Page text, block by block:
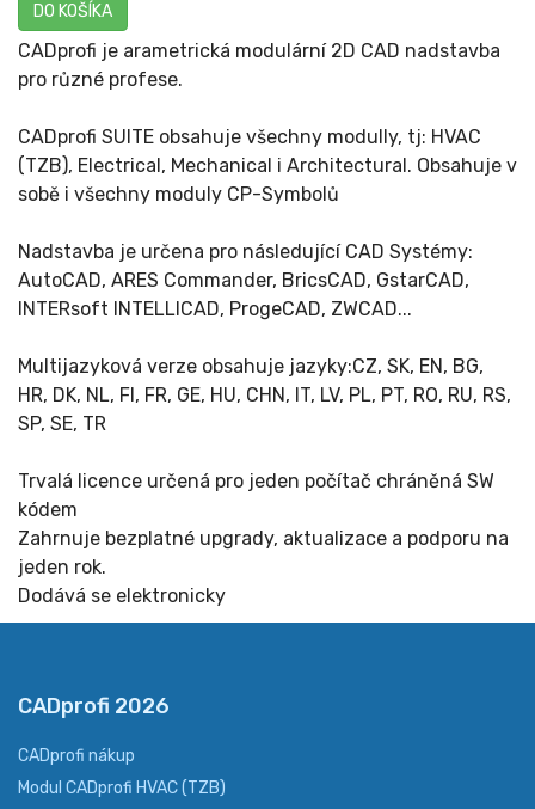
DO KOŠÍKA
CADprofi je arametrická modulární 2D CAD nadstavba
pro různé profese.
CADprofi SUITE obsahuje všechny modully, tj: HVAC
(TZB), Electrical, Mechanical i Architectural. Obsahuje v
sobě i všechny moduly CP-Symbolů
Nadstavba je určena pro následující CAD Systémy:
AutoCAD, ARES Commander, BricsCAD, GstarCAD,
INTERsoft INTELLICAD, ProgeCAD, ZWCAD...
Multijazyková verze obsahuje jazyky:CZ, SK, EN, BG,
HR, DK, NL, FI, FR, GE, HU, CHN, IT, LV, PL, PT, RO, RU, RS,
SP, SE, TR
Trvalá licence určená pro jeden počítač chráněná SW
kódem
Zahrnuje bezplatné upgrady, aktualizace a podporu na
jeden rok.
Dodává se elektronicky
CADprofi 2026
CADprofi nákup
Modul CADprofi HVAC (TZB)